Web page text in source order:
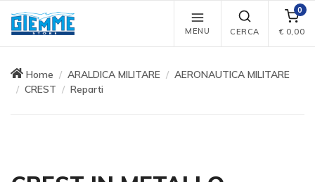
MENU CERCA
0
€ 0,00
Home ARALDICA MILITARE
AERONAUTICA MILITARE
CREST
Reparti